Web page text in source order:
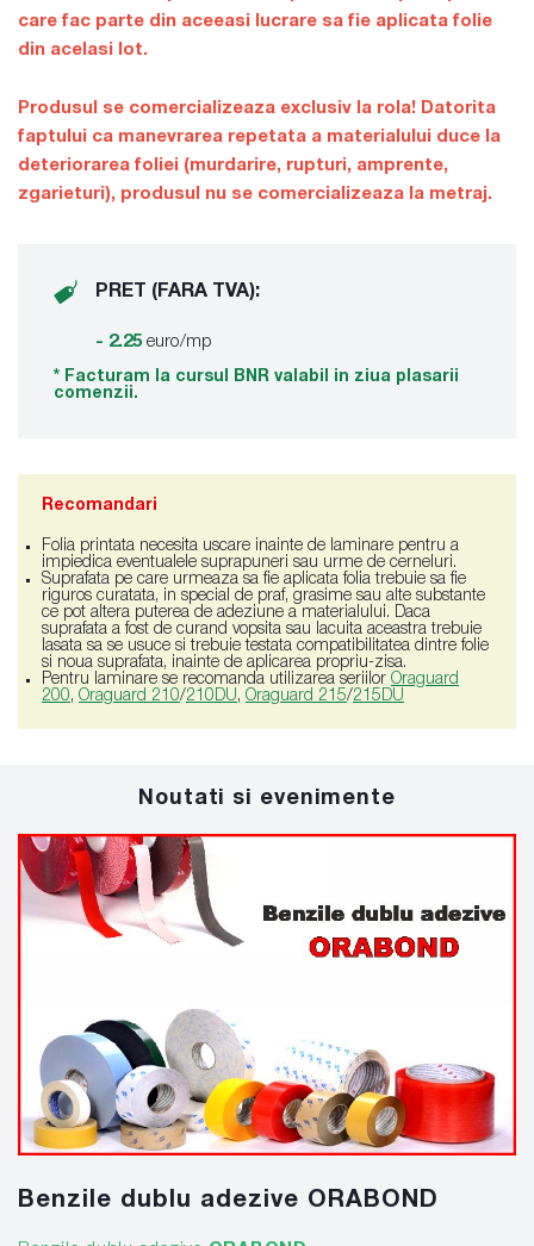
care fac parte din aceeasi lucrare sa fie aplicata folie
din acelasi lot.
Produsul se comercializeaza exclusiv la rola! Datorita
faptului ca manevrarea repetata a materialului duce la
deteriorarea foliei (murdarire, rupturi, amprente,
zgarieturi), produsul nu se comercializeaza la metraj.
PRET (FARA TVA):
- 2.25 euro/mp
* Facturam la cursul BNR valabil in ziua plasarii
comenzii.
Recomandari
Folia printata necesita uscare inainte de laminare pentru a
impiedica eventualele suprapuneri sau urme de cerneluri.
Suprafata pe care urmeaza sa fie aplicata folia trebuie sa fie
riguros curatata, in special de praf, grasime sau alte substante
ce pot altera puterea de adeziune a materialului. Daca
suprafata a fost de curand vopsita sau lacuita aceastra trebuie
lasata sa se usuce si trebuie testata compatibilitatea dintre folie
si noua suprafata, inainte de aplicarea propriu-zisa.
Pentru laminare se recomanda utilizarea seriilor Oraguard
200, Oraguard 210/210DU, Oraguard 215/215DU
Noutati si evenimente
Benzile dublu adezive ORABOND